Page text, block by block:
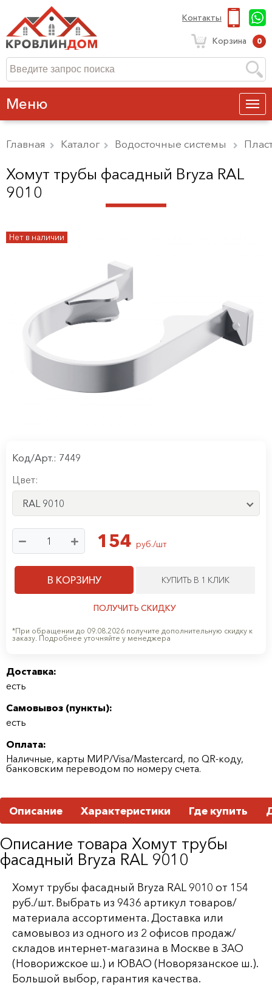
Контакты
Корзина 0
Меню
Главная Каталог Водосточные системы
Хомут трубы фасадный Bryza RAL
9010
Нет в наличии
Код/Арт.: 7449
Цвет:
RAL 9010
154 руб./шт
В КОРЗИНУ КУПИТЬ В 1 КЛИК
ПОЛУЧИТЬ СКИДКУ
*При обращении до 09.08.2026 получите дополнительную скидку к
заказу. Подробнее уточняйте у менеджера
Доставка:
есть
Самовывоз (пункты):
есть
Оплата:
Наличные, карты МИР/Visa/Mastercard, по QR-коду,
банковским переводом по номеру счета.
Описание Характеристики Где купить
Описание товара Хомут трубы
фасадный Bryza RAL 9010
Хомут трубы фасадный Bryza RAL 9010 от 154
руб./шт. Выбрать из 9436 артикул товаров/
материала ассортимента. Доставка или
самовывоз из одного из 2 офисов продаж/
складов интернет-магазина в Москве в ЗАО
(Новорижское ш.) и ЮВАО (Новорязанское ш.).
Большой выбор, гарантия качества.